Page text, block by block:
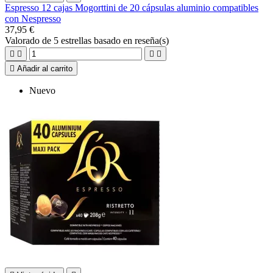
Espresso 12 cajas Mogorttini de 20 cápsulas aluminio compatibles
con Nespresso
37,95 €
Valorado de 5 estrellas basado en reseña(s)
   
 Añadir al carrito
Nuevo